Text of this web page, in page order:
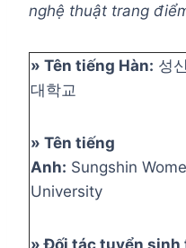
nghệ thuật trang
» Tên tiếng Hàn: 성
대학교
» Tên tiếng
Anh: Sungshin
University
» Đối tác tuyển sinh